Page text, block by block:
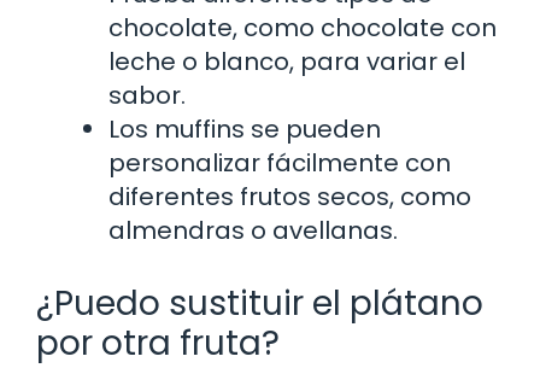
chocolate, como chocolate con
leche o blanco, para variar el
sabor.
Los muffins se pueden
personalizar fácilmente con
diferentes frutos secos, como
almendras o avellanas.
¿Puedo sustituir el plátano
por otra fruta?